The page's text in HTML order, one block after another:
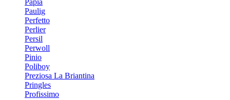
Papia
Paulig
Perfetto
Perlier
Persil
Perwoll
Pinio
Poliboy
Preziosa La Briantina
Pringles
Profissimo